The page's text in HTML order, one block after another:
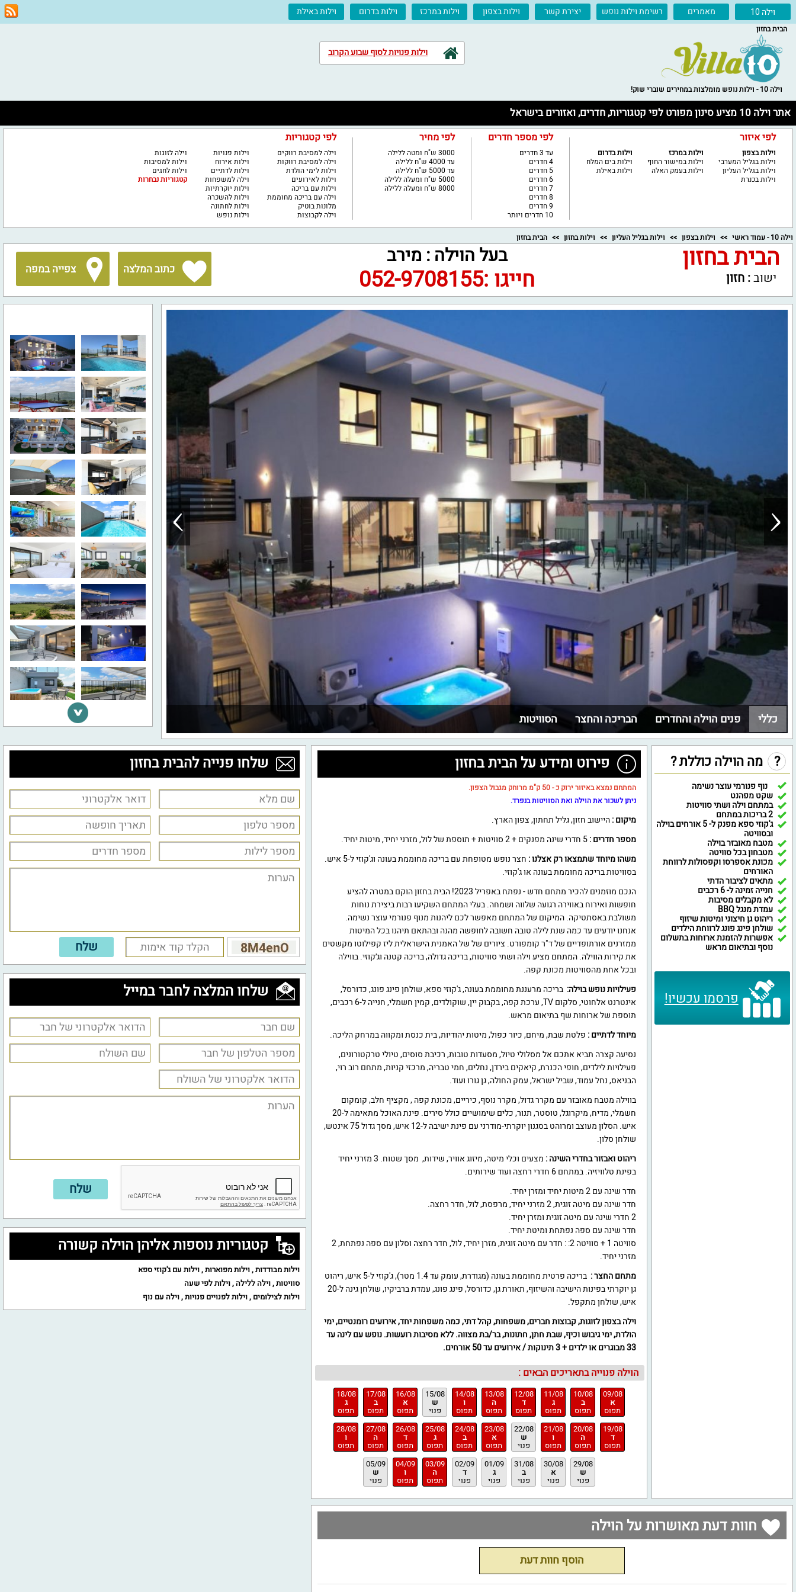
וילה 10 מאמרים רשימת וילות נופש יצירת קשר וילות בצפון וילות במרכז וילות בדרום וילות באילת
הבית בחזון
וילות פנויות לסוף שבוע הקרוב
וילה 10 - וילות נופש מומלצות במחירים שוברי שוק!
אתר וילה 10 מציע סינון מפורט לפי קטגוריות, חדרים, ואזורים בישראל
לפי איזור
וילות בצפון
וילות בגליל המערבי
וילות בגליל העליון
וילות בכנרת
וילות במרכז
וילות במישור החוף
וילות בעמק האלה
וילות בדרום
וילות בים המלח
וילות באילת
לפי מספר חדרים
עד 3 חדרים
4 חדרים
5 חדרים
6 חדרים
7 חדרים
8 חדרים
9 חדרים
10 חדרים ויותר
לפי מחיר
3000 ש"ח ומטה ללילה
עד 4000 ש"ח ללילה
עד 5000 ש"ח ללילה
5000 ש"ח ומעלה ללילה
8000 ש"ח ומעלה ללילה
לפי קטגוריות
וילה למסיבת רווקים
וילה למסיבת רווקות
וילות לימי הולדת
וילות לאירועים
וילות עם בריכה
וילה עם בריכה מחוממת
מלונות בוטיק
וילה לקבוצות
וילות פנויות
וילות אירוח
וילות לדתיים
וילה למשפחות
וילות יוקרתיות
וילות להשכרה
וילות לחתונה
וילות נופש
וילה לזוגות
וילות למסיבות
וילות לחגים
קטגוריות נבחרות
וילה 10 - עמוד ראשי וילות בצפון וילות בגליל העליון וילות בחזון הבית בחזון
כתוב המלצה צפייה במפה הבית בחזון
ישוב: חזון
בעל הוילה : מירב
חייגו :052-9708155
כללי פנים הוילה והחדרים הבריכה והחצר הסוויטות
? מה הוילה כוללת ?
נוף פנורמי עוצר נשימה
שקט מפהנט
במתחם וילה ושתי סוויטות
2 בריכות במתחם
ג'קוזי ספא מפנק ל- 5 אורחים בוילה
ובסוויטה
מטבח מאובזר בוילה
מטבחון בכל סוויטה
מכונת אספרסו וקפסולות לרווחת
האורחים
מתאים לציבור הדתי
חנייה זמינה ל- 6 רכבים
לא מקבלים מסיבות
עמדת מנגל BBQ
ריהוט גן חיצוני ומיטות שיזוף
שולחן פינג פונג לרווחת הילדים
אפשרות להזמנת ארוחות בתשלום
נוסף ובתיאום מראש
פרסמו עכשיו!
פירוט ומידע על הבית בחזון
המתחם נמצא באיזור ירוק כ - 50 ק"מ מרוחק מגבול הצפון.
ניתן לשכור את הוילה ואת הסוויטות בנפרד.
מיקום :היישוב חזון, גליל תחתון, צפון הארץ.
מספר חדרים :5 חדרי שינה מפנקים + 2 סוויטות + תוספת של לול, מזרני יחיד, מיטות יחיד.
משהו מיוחד שתמצאו רק אצלנו :
חצר נופש מטופחת עם בריכה מחוממת בעונה וג'קוזי ל-5 איש.
בסוויטות בריכה מחוממת בעונה או ג'קוזי.
הנכם מוזמנים להכיר מתחם חדש - נפתח באפריל 2023! הבית בחזון הוקם במטרה להציע
חופשות ואירוח באווירה רגועה שלווה ושמחה. בעלי המתחם השקיעו רבות ביצירת נוחות
משולבת באסתטיקה. המיקום של המתחם מאפשר לכם ליהנות מנוף פנורמי עוצר נשימה.
אנחנו יודעים עד כמה שנת לילה טובה חשובה לחופשה מהנה ובהתאם תיהנו בכל המיטות
ממזרנים אורתופדיים של ד"ר קומפורט. ציורים של של האמנית הישראלית ליז קפילוטו מקשטים
את קירות הווילה. המתחם מציע וילה ושתי סוויטות, בריכה גדולה, בריכה קטנה וג׳קוזי. בווילה
ובכל אחת מהסוויטות מכונת קפה.
פעילויות נופש בוילה: בריכה מרעננת מחוממת בעונה, ג'קוזי ספא, שולחן פינג פונג, כדורסל,
אינטרנט אלחוטי, סלקום TV, ערכת קפה, בקבוק יין, שוקולדים, קמין חשמלי, חנייה ל-6 רכבים,
תוספת של ארוחות שף בתיאום מראש.
מיוחד לדתיים : פלטת שבת, מיחם, כיור כפול, מיטות יהודיות, בית כנסת ומקווה במרחק הליכה.
נסיעה קצרה תביא אתכם אל מסלולי טיול, מסעדות טובות, רכיבת סוסים, טיולי טרקטורונים,
פעילויות לילדים, חופי הכנרת, קיאקים בירדן, נחלים, חמי טבריה, מרכזי קניות, מתחם רוב רוי,
הבניאס, נחל עמוד, שביל ישראל, עמק החולה, גן גורו ועוד.
בווילה מטבח מאובזר עם מקרר גדול, מקרר נוסף, כיריים, מכונת קפה , מקציף חלב, קומקום
חשמלי, מדיח, מיקרוגל, טוסטר, תנור, כלים שימושיים כולל סירים. פינת האוכל מתאימה ל-20
איש. הסלון מעוצב ומרוהט בסגנון יוקרתי-מודרני עם פינת ישיבה ל-12 איש, מסך גדול 75 אינטש,
שולחן סלון.
ריהוט ואבזור בחדרי השינה :
מצעים וכלי מיטה, מיזוג אוויר, שידות, מסך שטוח. 3 מזרני יחיד
בפינת טלוויזיה. במתחם 6 חדרי רחצה ועוד שירותים.
חדר שינה עם 2 מיטות יחיד ומזרן יחיד.
חדר שינה עם מיטה זוגית, 2 מזרני יחיד, מרפסת, לול, חדר רחצה.
2 חדרי שינה עם מיטה זוגית ומזרן יחיד.
חדר שינה עם ספה נפתחת ומיטת יחיד.
סוויטה 1 + סוויטה 2: : חדר עם מיטה זוגית, מזרן יחיד, לול, חדר רחצה וסלון עם ספה נפתחת, 2
מזרני יחיד.
מתחם החצר :
בריכה פרטית מחוממת בעונה (מגודרת, עומק עד 1.4 מטר), ג'קוזי ל-5 איש, ריהוט
גן יוקרתי בפינות הישיבה והשיזוף, תאורת גן, כדורסל, פינג פונג, עמדת ברביקיו, שולחן גינה ל-20
איש, שולחן מתקפל.
וילה בצפון לזוגות, קבוצות חברים, משפחות, קהל דתי, כמה משפחות יחד, אירועים רומנטיים, ימי
הולדת, ימי גיבוש וכיף, שבת חתן, חתונות, בר/בת מצווה. ללא מסיבות רועשות. נופש עם לינה עד
33 מבוגרים או ילדים + 3 תינוקות / אירועים עד 50 אורחים.
הוילה פנוייה בתאריכים הבאים :
09/08
א
תפוס
10/08
ב
תפוס
11/08
ג
תפוס
12/08
ד
תפוס
13/08
ה
תפוס
14/08
ו
תפוס
15/08
ש
פנוי
16/08
א
תפוס
17/08
ב
תפוס
18/08
ג
תפוס
19/08
ד
תפוס
20/08
ה
תפוס
21/08
ו
תפוס
22/08
ש
פנוי
23/08
א
תפוס
24/08
ב
תפוס
25/08
ג
תפוס
26/08
ד
תפוס
27/08
ה
תפוס
28/08
ו
תפוס
29/08
ש
פנוי
30/08
א
פנוי
31/08
ב
פנוי
01/09
ג
פנוי
02/09
ד
פנוי
03/09
ה
תפוס
04/09
ו
תפוס
05/09
ש
פנוי
שלחו פנייה להבית בחזון
שלחו המלצה לחבר במייל
קטגוריות נוספות אליהן הוילה קשורה
וילות מבודדות,וילות מפוארות,וילות עם ג'קוזי ספא
סוויטות,וילה ללילה ,וילות לפי שעה
וילות לצילומים ,וילות לפנויים פנויות,וילה עם נוף
חוות דעת מאושרות על הוילה
הוסף חוות דעת